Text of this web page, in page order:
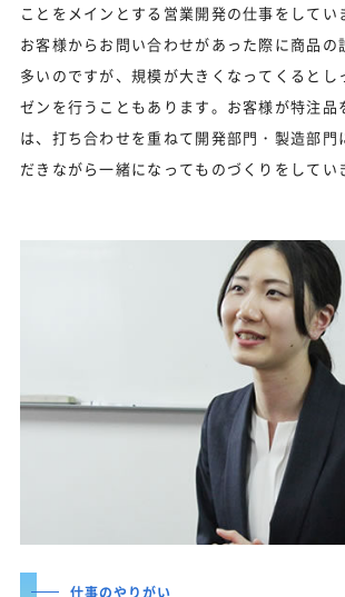
ことをメインとする営業開発の仕事をしてい
お客様からお問い合わせがあった際に商品の
多いのですが、規模が大きくなってくるとし
ゼンを行うこともあります。お客様が特注品
は、打ち合わせを重ねて開発部門・製造部門
だきながら一緒になってものづくりをしてい
仕事のやりがい